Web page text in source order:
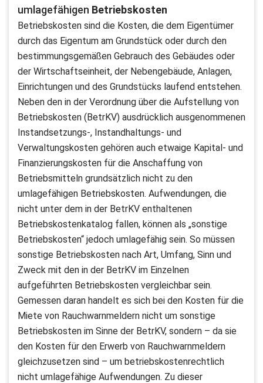
umlagefähigen Betriebskosten
Betriebskosten sind die Kosten, die dem Eigentümer
durch das Eigentum am Grundstück oder durch den
bestimmungsgemäßen Gebrauch des Gebäudes oder
der Wirtschaftseinheit, der Nebengebäude, Anlagen,
Einrichtungen und des Grundstücks laufend entstehen.
Neben den in der Verordnung über die Aufstellung von
Betriebskosten (BetrKV) ausdrücklich ausgenommenen
Instandsetzungs-, Instandhaltungs- und
Verwaltungskosten gehören auch etwaige Kapital- und
Finanzierungskosten für die Anschaffung von
Betriebsmitteln grundsätzlich nicht zu den
umlagefähigen Betriebskosten. Aufwendungen, die
nicht unter dem in der BetrKV enthaltenen
Betriebskostenkatalog fallen, können als „sonstige
Betriebskosten“ jedoch umlagefähig sein. So müssen
sonstige Betriebskosten nach Art, Umfang, Sinn und
Zweck mit den in der BetrKV im Einzelnen
aufgeführten Betriebskosten vergleichbar sein.
Gemessen daran handelt es sich bei den Kosten für die
Miete von Rauchwarnmeldern nicht um sonstige
Betriebskosten im Sinne der BetrKV, sondern – da sie
den Kosten für den Erwerb von Rauchwarnmeldern
gleichzusetzen sind – um betriebskostenrechtlich
nicht umlagefähige Aufwendungen. Zu dieser